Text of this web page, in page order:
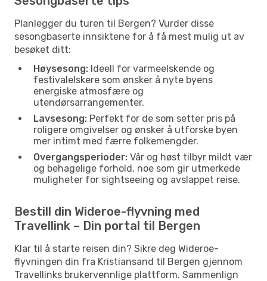
Planlegger du turen til Bergen? Vurder disse
sesongbaserte innsiktene for å få mest mulig ut av
besøket ditt:
Høysesong: Ideell for varmeelskende og
festivalelskere som ønsker å nyte byens
energiske atmosfære og
utendørsarrangementer.
Lavsesong: Perfekt for de som setter pris på
roligere omgivelser og ønsker å utforske byen
mer intimt med færre folkemengder.
Overgangsperioder: Vår og høst tilbyr mildt vær
og behagelige forhold, noe som gir utmerkede
muligheter for sightseeing og avslappet reise.
Bestill din Wideroe-flyvning med
Travellink – Din portal til Bergen
Klar til å starte reisen din? Sikre deg Wideroe-
flyvningen din fra Kristiansand til Bergen gjennom
Travellinks brukervennlige plattform. Sammenlign